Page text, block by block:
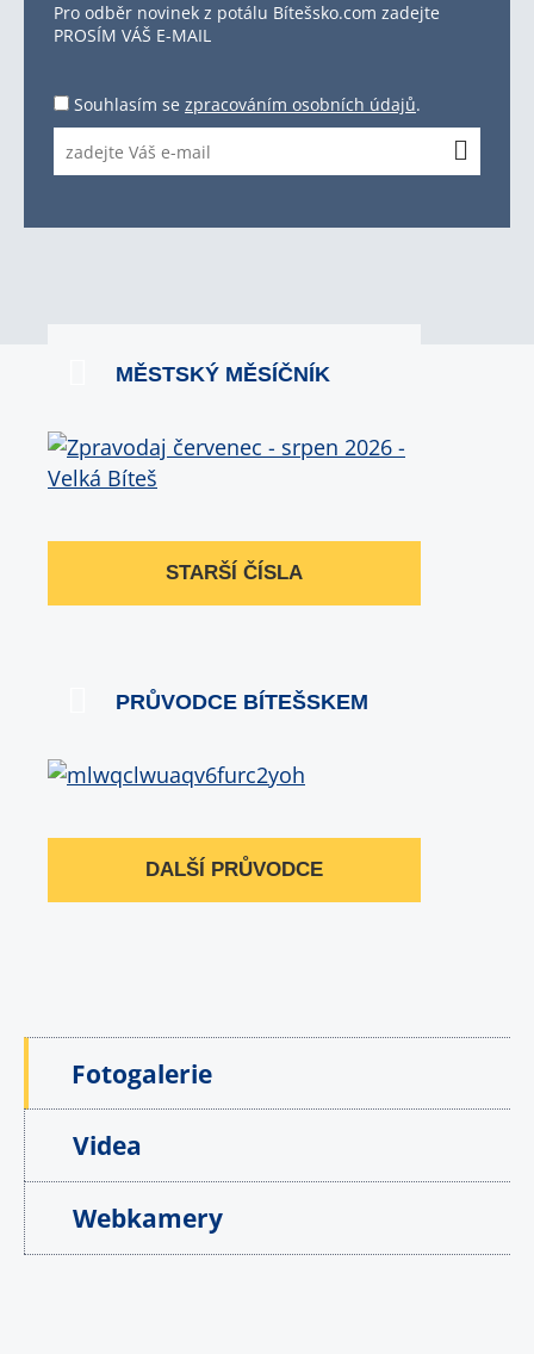
Pro odběr novinek z potálu Bítešsko.com zadejte
PROSÍM VÁŠ E-MAIL
Souhlasím se zpracováním osobních údajů.
MĚSTSKÝ MĚSÍČNÍK
STARŠÍ ČÍSLA
PRŮVODCE BÍTEŠSKEM
DALŠÍ PRŮVODCE
Fotogalerie
Videa
Webkamery